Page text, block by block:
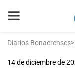
Diarios Bonaerenses>
14 de diciembre de